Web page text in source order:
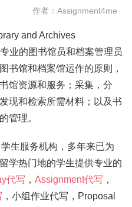
作者：Assignment4me
and Archives
业的图书馆员和档案管理员
书馆和档案馆运作的原则，
馆资源和服务；采集，分
现和检索所需材料；以及书
管理。
生服务机构，多年来已为
学热门地的学生提供专业的
代写 ， Assignment代写 ，
，小组作业代写，Proposal